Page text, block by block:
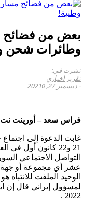
بعض من فضائح
وطائرات شحن
نشرت في:
تقرير اخباري
- ديسمبر 27, 2021 0
فراس سعد – أورينت
غابت الدعوة إلى
21 و22 كانون أول
التواصل الاجتماعي
عشر أي مجموعة أو جهة
الوحيد الملفت
لمسؤول إيراني قال إن
2022 .